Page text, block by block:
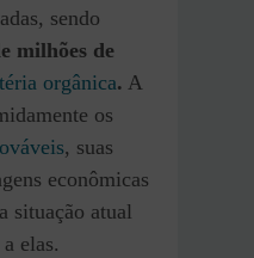
sendo
milhões de
orgânica. A
os
, suas
econômicas
situação atual
elas.